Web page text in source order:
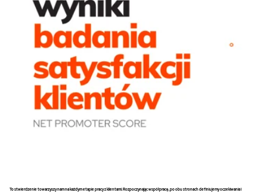
To stwierdzenie towarzyszy nam na każdym etapie pracy z klientami. Rozpoczynając współpracę, po obu stronach definiujemy oczekiwania i